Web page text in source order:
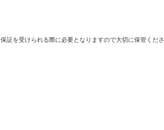
証を受けられる際に必要となりますので大切に保管くださ